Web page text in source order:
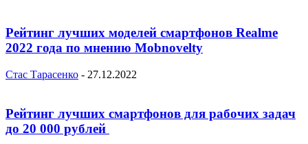
Рейтинг лучших моделей смартфонов Realme
2022 года по мнению Mobnovelty
Стас Тарасенко - 27.12.2022
Рейтинг лучших смартфонов для рабочих задач
до 20 000 рублей